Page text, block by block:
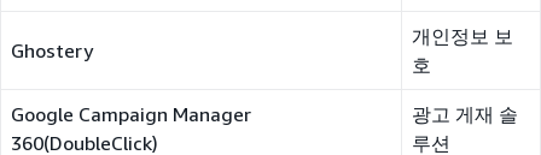
Ghostery
개인정보 보
호
Google Campaign Manager
360(DoubleClick)
광고 게재 솔
루션